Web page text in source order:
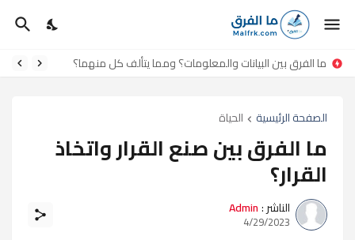
ما الفرق بين البيانات والمعلومات؟ ومما يتألف كل منهما؟
الصفحة الرئيسية الحياة
ما الفرق بين صنع القرار واتخاذ
القرار؟
الناشر :Admin
4/29/2023